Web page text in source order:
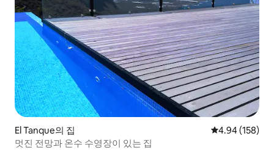
El Tanque의 집 평점 4.94점(5
4.94 (158)
멋진 전망과 온수 수영장이 있는 집